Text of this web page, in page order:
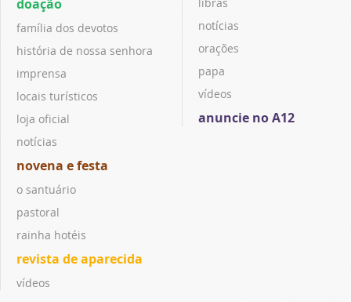
doação
família dos devotos
história de nossa senhora
imprensa
locais turísticos
loja oficial
notícias
novena e festa
o santuário
pastoral
rainha hotéis
revista de aparecida
vídeos
notícias
orações
papa
vídeos
anuncie no A12